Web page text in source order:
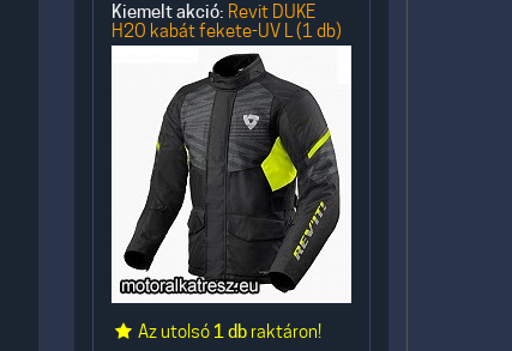
Kiemelt akció: Revit DUKE
H2O kabát fekete-UV L (1 db)
Az utolsó 1 db raktáron!